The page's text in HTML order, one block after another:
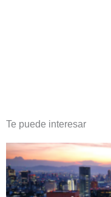
Te puede interesar